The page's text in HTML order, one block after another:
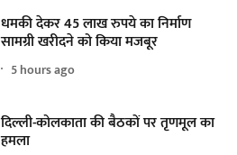
धमकी देकर 45 लाख रुपये का निर्माण
सामग्री खरीदने को किया मजबूर
5 hours ago
दिल्ली-कोलकाता की बैठकों पर तृणमूल का
हमला